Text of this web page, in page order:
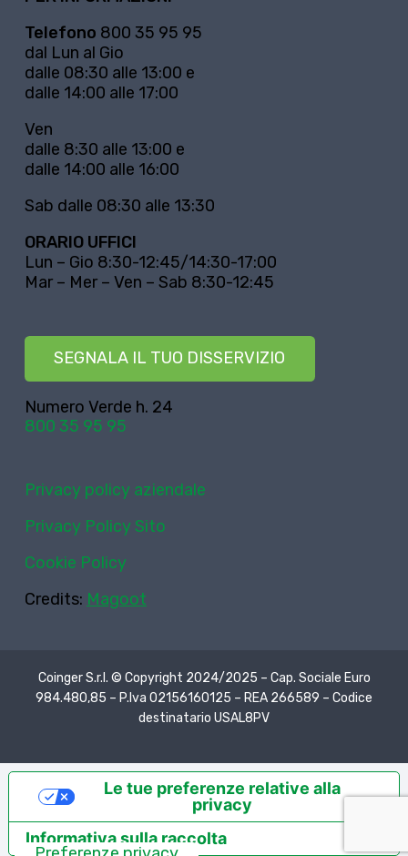
Telefono 800 35 95 95
dal Lun al Gio
dalle 08:30 alle 13:00 e
dalle 14:00 alle 17:00
Ven
dalle 8:30 alle 13:00 e
dalle 14:00 alle 16:00
Sab dalle 08:30 alle 13:30
ORARIO UFFICI
Lun – Gio 8:30-12:45/14:30-17:00
Mar – Mer – Ven – Sab 8:30-12:45
SEGNALA IL TUO DISSERVIZIO
Numero Verde h. 24
800 35 95 95
Privacy policy aziendale
Privacy Policy Sito
Cookie Policy
Credits: Magoot
Coinger S.r.l. © Copyright 2024/2025 – Cap. Sociale Euro
984.480,85 – P.Iva 02156160125 – REA 266589 – Codice
destinatario USAL8PV
Informativa sulla raccolta
Le tue preferenze relative alla
privacy